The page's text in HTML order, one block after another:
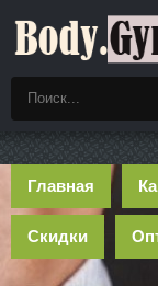
Главная
Скидки